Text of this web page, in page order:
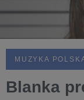
MUZYKA
Blanka